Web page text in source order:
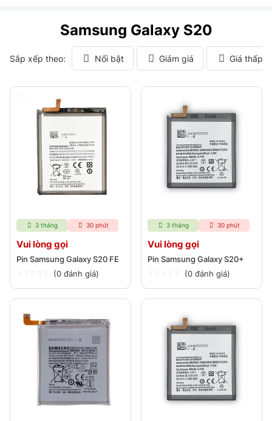
Samsung Galaxy S20
Sắp xếp theo: Nổi bật Giảm giá Giá thấp
3 tháng 30 phút
Vui lòng gọi
Pin Samsung Galaxy S20 FE
(0 đánh giá)
3 tháng 30 phút
Vui lòng gọi
Pin Samsung Galaxy S20+
(0 đánh giá)